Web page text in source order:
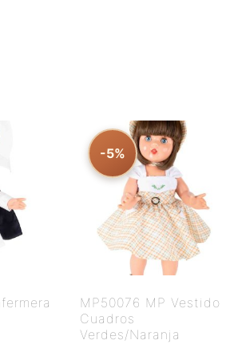
-5%
MP50076 MP Vestido
Cuadros
Verdes/Naranja